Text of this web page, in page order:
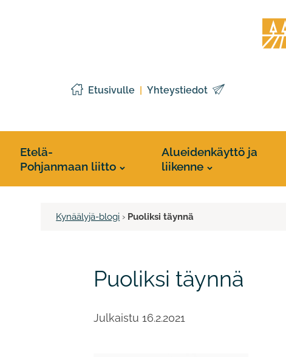
liitto
Etusivulle Yhteystiedot
Etelä-
Pohjanmaan liitto
Alueidenkäyttö ja
liikenne
Kynäälyjä-blogi › Puoliksi täynnä
Puoliksi täynnä
Julkaistu16.2.2021